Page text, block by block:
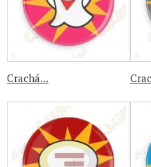
Crachá...